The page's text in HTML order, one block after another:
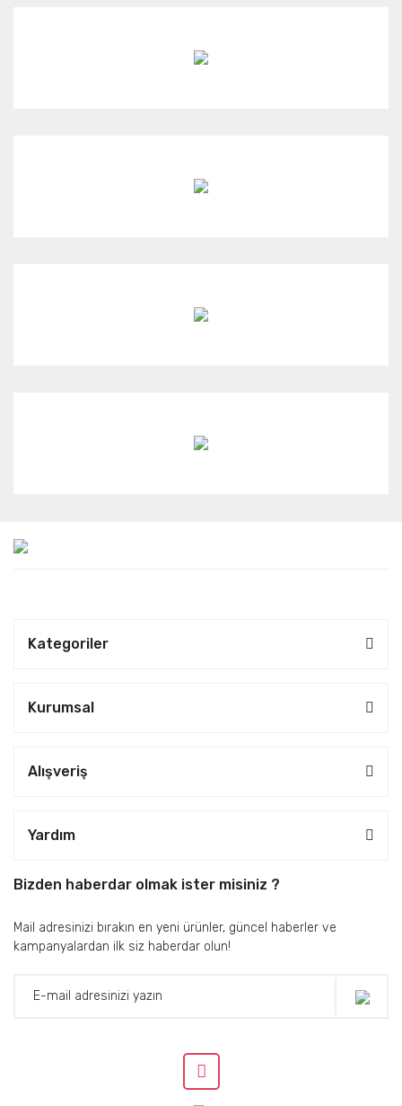
Kategoriler
Kurumsal
Alışveriş
Yardım
Bizden haberdar olmak ister misiniz ?
Mail adresinizi bırakın en yeni ürünler, güncel haberler ve
kampanyalardan ilk siz haberdar olun!